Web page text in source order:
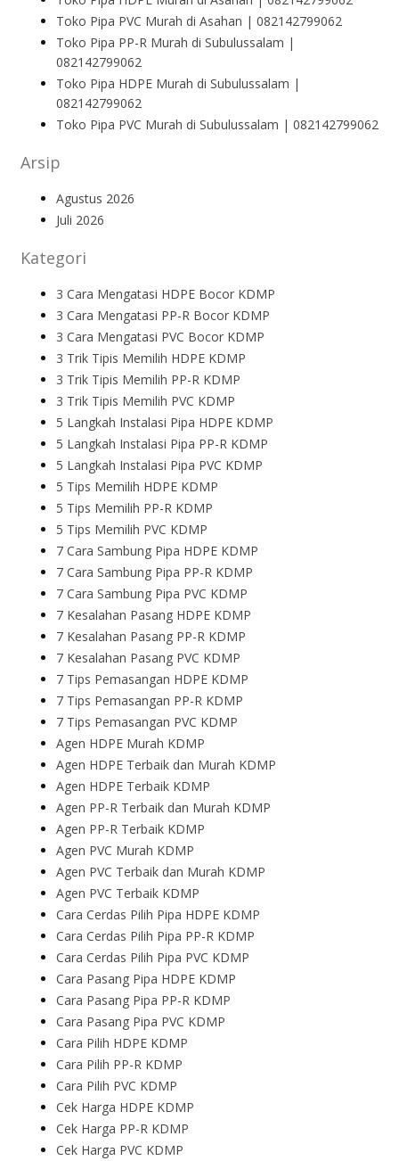
Toko Pipa PVC Murah di Asahan | 082142799062
Toko Pipa PP-R Murah di Subulussalam |
082142799062
Toko Pipa HDPE Murah di Subulussalam |
082142799062
Toko Pipa PVC Murah di Subulussalam | 082142799062
Arsip
Agustus 2026
Juli 2026
Kategori
3 Cara Mengatasi HDPE Bocor KDMP
3 Cara Mengatasi PP-R Bocor KDMP
3 Cara Mengatasi PVC Bocor KDMP
3 Trik Tipis Memilih HDPE KDMP
3 Trik Tipis Memilih PP-R KDMP
3 Trik Tipis Memilih PVC KDMP
5 Langkah Instalasi Pipa HDPE KDMP
5 Langkah Instalasi Pipa PP-R KDMP
5 Langkah Instalasi Pipa PVC KDMP
5 Tips Memilih HDPE KDMP
5 Tips Memilih PP-R KDMP
5 Tips Memilih PVC KDMP
7 Cara Sambung Pipa HDPE KDMP
7 Cara Sambung Pipa PP-R KDMP
7 Cara Sambung Pipa PVC KDMP
7 Kesalahan Pasang HDPE KDMP
7 Kesalahan Pasang PP-R KDMP
7 Kesalahan Pasang PVC KDMP
7 Tips Pemasangan HDPE KDMP
7 Tips Pemasangan PP-R KDMP
7 Tips Pemasangan PVC KDMP
Agen HDPE Murah KDMP
Agen HDPE Terbaik dan Murah KDMP
Agen HDPE Terbaik KDMP
Agen PP-R Terbaik dan Murah KDMP
Agen PP-R Terbaik KDMP
Agen PVC Murah KDMP
Agen PVC Terbaik dan Murah KDMP
Agen PVC Terbaik KDMP
Cara Cerdas Pilih Pipa HDPE KDMP
Cara Cerdas Pilih Pipa PP-R KDMP
Cara Cerdas Pilih Pipa PVC KDMP
Cara Pasang Pipa HDPE KDMP
Cara Pasang Pipa PP-R KDMP
Cara Pasang Pipa PVC KDMP
Cara Pilih HDPE KDMP
Cara Pilih PP-R KDMP
Cara Pilih PVC KDMP
Cek Harga HDPE KDMP
Cek Harga PP-R KDMP
Cek Harga PVC KDMP